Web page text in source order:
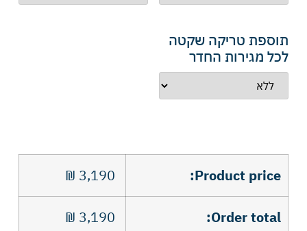
תוספת טריקה שקטה
לכל מגירות החדר
Product price:
3,190
₪
Order total:
3,190
₪